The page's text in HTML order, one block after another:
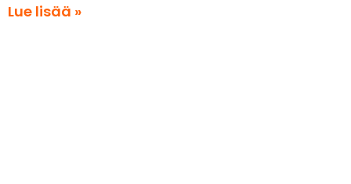
Lue lisää »